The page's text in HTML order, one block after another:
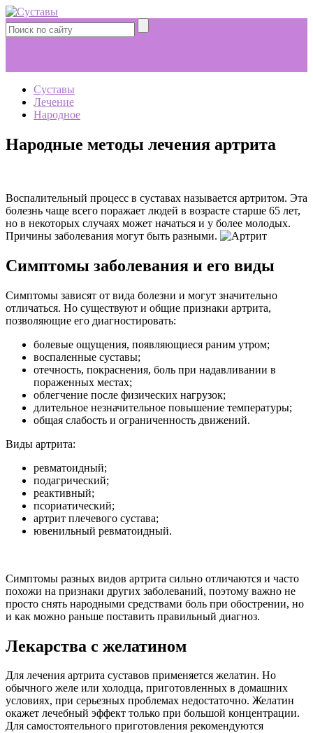
Суставы
Лечение
Народное
Народные методы лечения артрита
Воспалительный процесс в суставах называется артритом. Эта
болезнь чаще всего поражает людей в возрасте старше 65 лет,
но в некоторых случаях может начаться и у более молодых.
Причины заболевания могут быть разными.
Симптомы заболевания и его виды
Симптомы зависят от вида болезни и могут значительно
отличаться. Но существуют и общие признаки артрита,
позволяющие его диагностировать:
болевые ощущения, появляющиеся раним утром;
воспаленные суставы;
отечность, покраснения, боль при надавливании в
пораженных местах;
облегчение после физических нагрузок;
длительное незначительное повышение температуры;
общая слабость и ограниченность движений.
Виды артрита:
ревматоидный;
подагрический;
реактивный;
псориатический;
артрит плечевого сустава;
ювенильный ревматоидный.
Симптомы разных видов артрита сильно отличаются и часто
похожи на признаки других заболеваний, поэтому важно не
просто снять народными средствами боль при обострении, но
и как можно раньше поставить правильный диагноз.
Лекарства с желатином
Для лечения артрита суставов применяется желатин. Но
обычного желе или холодца, приготовленных в домашних
условиях, при серьезных проблемах недостаточно. Желатин
окажет лечебный эффект только при большой концентрации.
Для самостоятельного приготовления рекомендуются